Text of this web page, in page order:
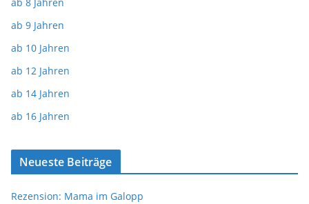
ab 9 Jahren
ab 10 Jahren
ab 12 Jahren
ab 14 Jahren
ab 16 Jahren
Neueste Beiträge
Rezension: Mama im Galopp